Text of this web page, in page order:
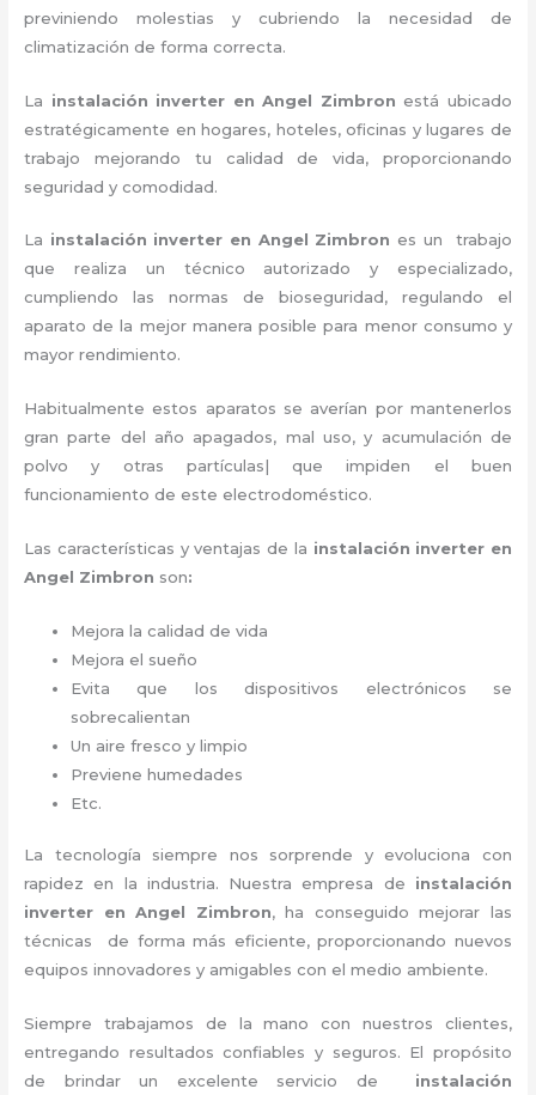
previniendo molestias y cubriendo la necesidad de
climatización de forma correcta.
La instalación inverter en Angel Zimbronestá ubicado
estratégicamente en hogares, hoteles, oficinas y lugares de
trabajo mejorando tu calidad de vida, proporcionando
seguridad y comodidad.
La instalación inverter en Angel Zimbron es un trabajo
que realiza un técnico autorizado y especializado,
cumpliendo las normas de bioseguridad, regulando el
aparato de la mejor manera posible para menor consumo y
mayor rendimiento.
Habitualmente estos aparatos se averían por mantenerlos
gran parte del año apagados, mal uso, y acumulación de
polvo y otras partículas| que impiden el buen
funcionamiento de este electrodoméstico.
Las características y ventajas de la instalación inverter en
Angel Zimbron son:
Mejora la calidad de vida
Mejora el sueño
Evita que los dispositivos electrónicos se
sobrecalientan
Un aire fresco y limpio
Previene humedades
Etc.
La tecnología siempre nos sorprende y evoluciona con
rapidez en la industria. Nuestra empresa de instalación
inverter en Angel Zimbron, ha conseguido mejorar las
técnicas de forma más eficiente, proporcionando nuevos
equipos innovadores y amigables con el medio ambiente.
Siempre trabajamos de la mano con nuestros clientes,
entregando resultados confiables y seguros. El propósito
de brindar un excelente servicio de instalación